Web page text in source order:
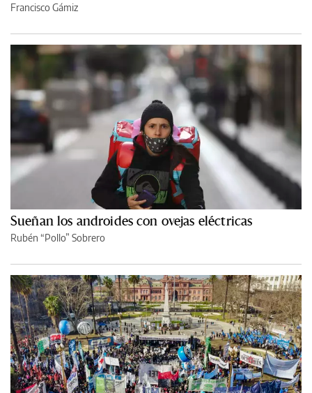
Francisco Gámiz
Sueñan los androides con ovejas eléctricas
Rubén “Pollo” Sobrero